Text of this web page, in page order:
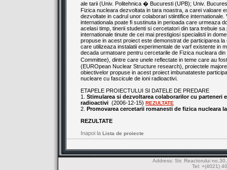
ale tarii (Univ. Politehnica � Bucuresti (UPB); Univ.
Fizica nucleara dezvoltata in tara noastra, a carei valoare
dezvoltate in cadrul unor colaborari stiintifice
internationala poate fi sustinuta in perioada care urmeaza
acelasi timp, tinerii studenti si cercetatori din tara trebuie
internationale tinute de cei mai prestigiosi specialisti in
propuse in acest proiect este demonstrat de participarea
care utilizeaza instalatii experimentale de varf existente in
decada urmatoare pentru cercetarile de Fizica nucleara
Committee), dintre care unele reflectate in teme care au
(EUROpean Nuclear Structure research), proiectele
obiectivelor propuse in acest proiect imbunatateste
nucleare cu fascicule de ioni radioactivi.
ETAPELE PROIECTULUI SI DATELE DE PREDARE
1. Stimularea si dezvoltarea colaborarilor cu
radioactivi (2006-12-15) REZULTATE
2. Promovarea cercetarii romanesti de fizica nucleara
REZULTATE
Inapoi la Lista de proiecte
Address: Str. Reactorului
Tel: +(4021)